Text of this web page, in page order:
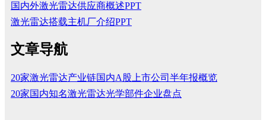
国内外激光雷达供应商概述PPT
激光雷达搭载主机厂介绍PPT
文章导航
20家激光雷达产业链国内A股上市公司半年报概览
20家国内知名激光雷达光学部件企业盘点